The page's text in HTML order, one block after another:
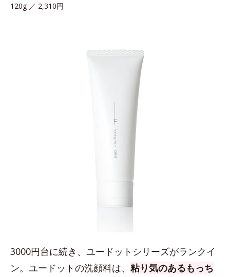
120g ／ 2,310円
3000円台に続き、ユードットシリーズがランクイ
ン。ユードットの洗顔料は、 粘り気のあるもっち